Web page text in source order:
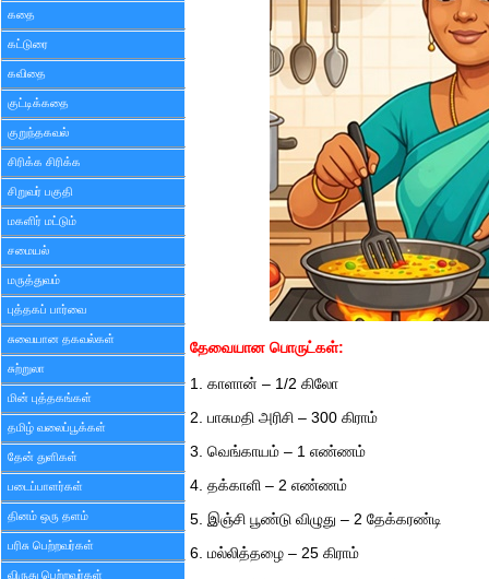
கதை
கட்டுரை
கவிதை
குட்டிக்கதை
குறுந்தகவல்
சிரிக்க சிரிக்க
சிறுவர் பகுதி
மகளிர் மட்டும்
சமையல்
மருத்துவம்
புத்தகப் பார்வை
சுவையான தகவல்கள்
சுற்றுலா
மின் புத்தகங்கள்
தமிழ் வலைப்பூக்கள்
தேன் துளிகள்
படைப்பாளர்கள்
தினம் ஒரு தளம்
பரிசு பெற்றவர்கள்
விருது பெற்றவர்கள்
தேவையான பொருட்கள்:
1. காளான் – 1/2 கிலோ
2. பாசுமதி அரிசி – 300 கிராம்
3. வெங்காயம் – 1 எண்ணம்
4. தக்காளி – 2 எண்ணம்
5. இஞ்சி பூண்டு விழுது – 2 தேக்கரண்டி
6. மல்லித்தழை – 25 கிராம்